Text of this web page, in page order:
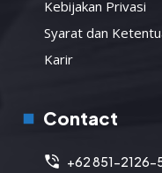
Kebijakan Privasi
Syarat dan
Karir
Contact
+62 851-2126-